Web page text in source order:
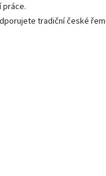
práce.
tradiční české